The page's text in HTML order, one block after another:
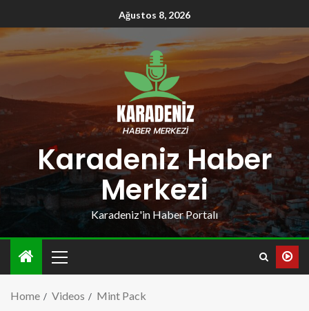
Ağustos 8, 2026
Karadeniz Haber
Merkezi
Karadeniz'in Haber Portalı
Home Videos Mint Pack